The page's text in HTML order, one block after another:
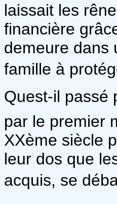
laissait les
financière
demeure dans
famille à
Quest-il
par le premier
XXème siècle
leur dos que
acquis, se